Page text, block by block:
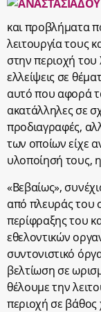
και προβλήματα
λειτουργία τους
στην περιοχή του
ελλείψεις σε
αυτό που αφορά
ακατάλληλες σε
προδιαγραφές,
των οποίων είχε
υλοποίησή τους,
«Βεβαίως»,
από πλευράς του
περίφραξης του
εθελοντικών
συντονιστικό
βελτίωση σε
θέλουμε την
περιοχή σε